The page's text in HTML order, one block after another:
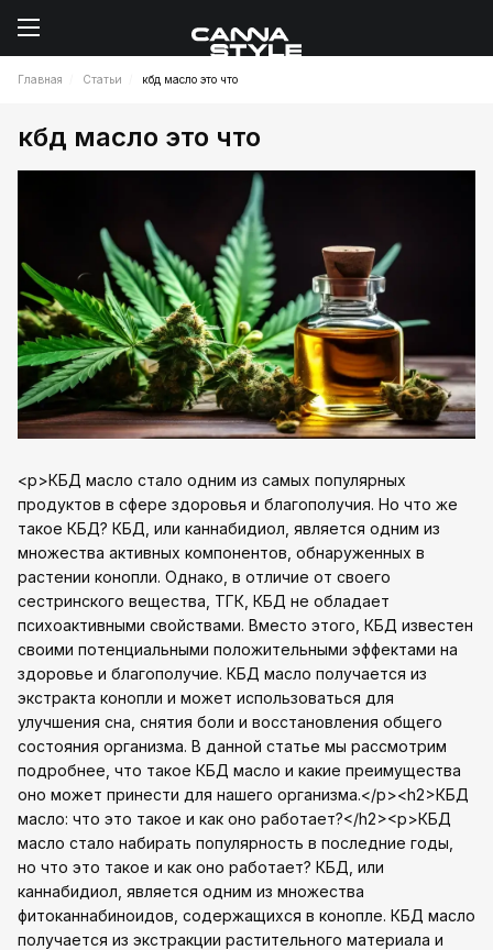
Главная Статьи кбд масло это что
кбд масло это что
<p>КБД масло стало одним из самых популярных
продуктов в сфере здоровья и благополучия. Но что же
такое КБД? КБД, или каннабидиол, является одним из
множества активных компонентов, обнаруженных в
растении конопли. Однако, в отличие от своего
сестринского вещества, ТГК, КБД не обладает
психоактивными свойствами. Вместо этого, КБД известен
своими потенциальными положительными эффектами на
здоровье и благополучие. КБД масло получается из
экстракта конопли и может использоваться для
улучшения сна, снятия боли и восстановления общего
состояния организма. В данной статье мы рассмотрим
подробнее, что такое КБД масло и какие преимущества
оно может принести для нашего организма.</p><h2>КБД
масло: что это такое и как оно работает?</h2><p>КБД
масло стало набирать популярность в последние годы,
но что это такое и как оно работает? КБД, или
каннабидиол, является одним из множества
фитоканнабиноидов, содержащихся в конопле. КБД масло
получается из экстракции растительного материала и